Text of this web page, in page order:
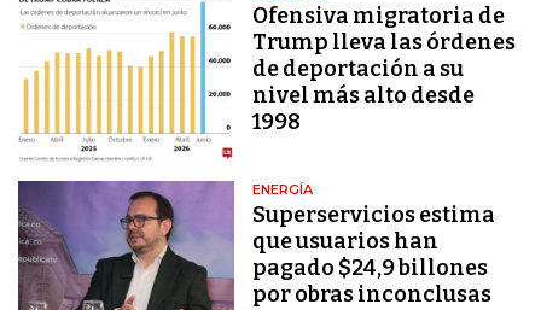
Ofensiva migratoria de
Trump lleva las órdenes
de deportación a su
nivel más alto desde
1998
ENERGÍA
Superservicios estima
que usuarios han
pagado $24,9 billones
por obras inconclusas